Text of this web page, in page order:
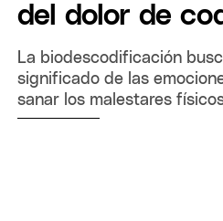
del dolor de
La biodescodificación
significado de las
sanar los malestares